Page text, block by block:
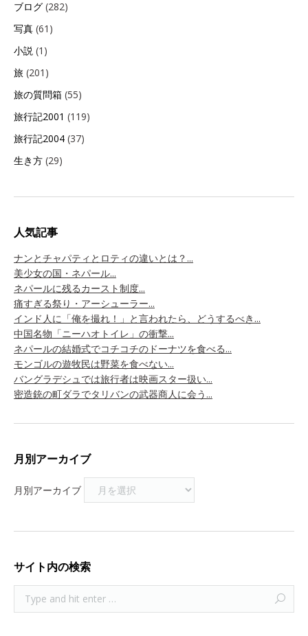
ブログ (282)
写真 (61)
小説 (1)
旅 (201)
旅の質問箱 (55)
旅行記2001 (119)
旅行記2004 (37)
生き方 (29)
人気記事
ナンとチャパティとロティの違いとは？...
美少女の国・ネパール...
ネパールに残るカースト制度...
痛すぎる祭り・アーシューラー...
インド人に「俺を撮れ！」と言われたら、どうするべき...
中国名物「ニーハオトイレ」の衝撃...
ネパールの結婚式でコチコチのドーナツを食べる...
モンゴルの遊牧民は野菜を食べない...
バングラデシュでは旅行者は映画スター扱い...
密造銃の町ダラでタリバンの武器商人に会う...
月別アーカイブ
月別アーカイブ
サイト内の検索